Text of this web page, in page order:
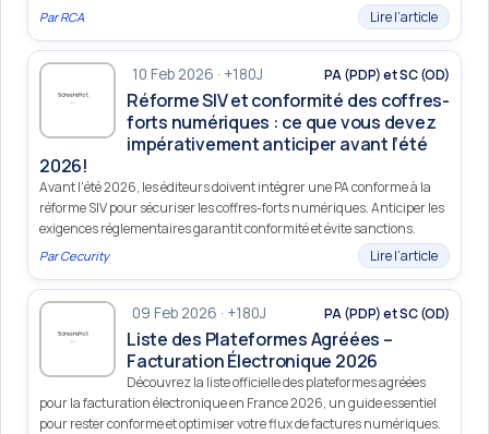
ParRCA Lire l’article
10 Feb 2026 · +180J PA (PDP) et SC (OD)
Réforme SIV et conformité des coffres-
forts numériques : ce que vous devez
impérativement anticiper avant l’été
2026!
Avant l'été 2026, les éditeurs doivent intégrer une PA conforme à la
réforme SIV pour sécuriser les coffres-forts numériques. Anticiper les
exigences réglementaires garantit conformité et évite sanctions.
ParCecurity Lire l’article
09 Feb 2026 · +180J PA (PDP) et SC (OD)
Liste des Plateformes Agréées –
Facturation Électronique 2026
Découvrez la liste officielle des plateformes agréées
pour la facturation électronique en France 2026, un guide essentiel
pour rester conforme et optimiser votre flux de factures numériques.